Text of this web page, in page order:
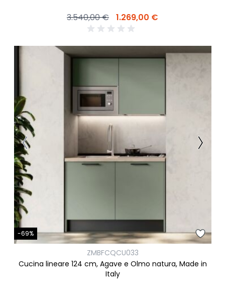
3.540,00 € 1.269,00 €
-69%
ZMBFCQCU033
Cucina lineare 124 cm, Agave e Olmo natura, Made in
Italy